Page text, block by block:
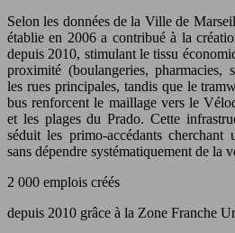
Selon les données de la Ville de
établie en 2006 a contribué à la
depuis 2010, stimulant le tissu
proximité (boulangeries, pharmacies,
les rues principales, tandis que le
bus renforcent le maillage vers le
et les plages du Prado. Cette
séduit les primo-accédants
sans dépendre systématiquement de la
2 000 emplois créés
depuis 2010 grâce à la Zone Franche